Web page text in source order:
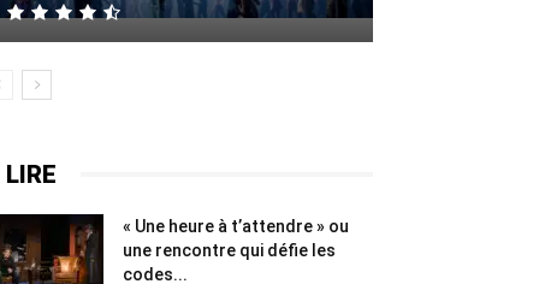
« Une heure à t’attendre » ou
une rencontre qui défie les
codes...